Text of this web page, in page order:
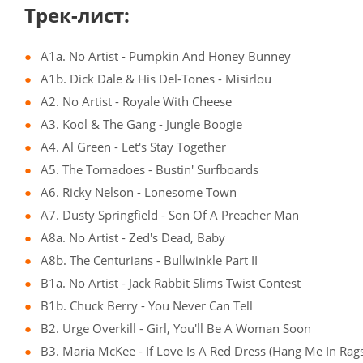
Трек-лист:
A1a. No Artist - Pumpkin And Honey Bunney
A1b. Dick Dale & His Del-Tones - Misirlou
A2. No Artist - Royale With Cheese
A3. Kool & The Gang - Jungle Boogie
A4. Al Green - Let's Stay Together
A5. The Tornadoes - Bustin' Surfboards
A6. Ricky Nelson - Lonesome Town
A7. Dusty Springfield - Son Of A Preacher Man
A8a. No Artist - Zed's Dead, Baby
A8b. The Centurians - Bullwinkle Part II
B1a. No Artist - Jack Rabbit Slims Twist Contest
B1b. Chuck Berry - You Never Can Tell
B2. Urge Overkill - Girl, You'll Be A Woman Soon
B3. Maria McKee - If Love Is A Red Dress (Hang Me In